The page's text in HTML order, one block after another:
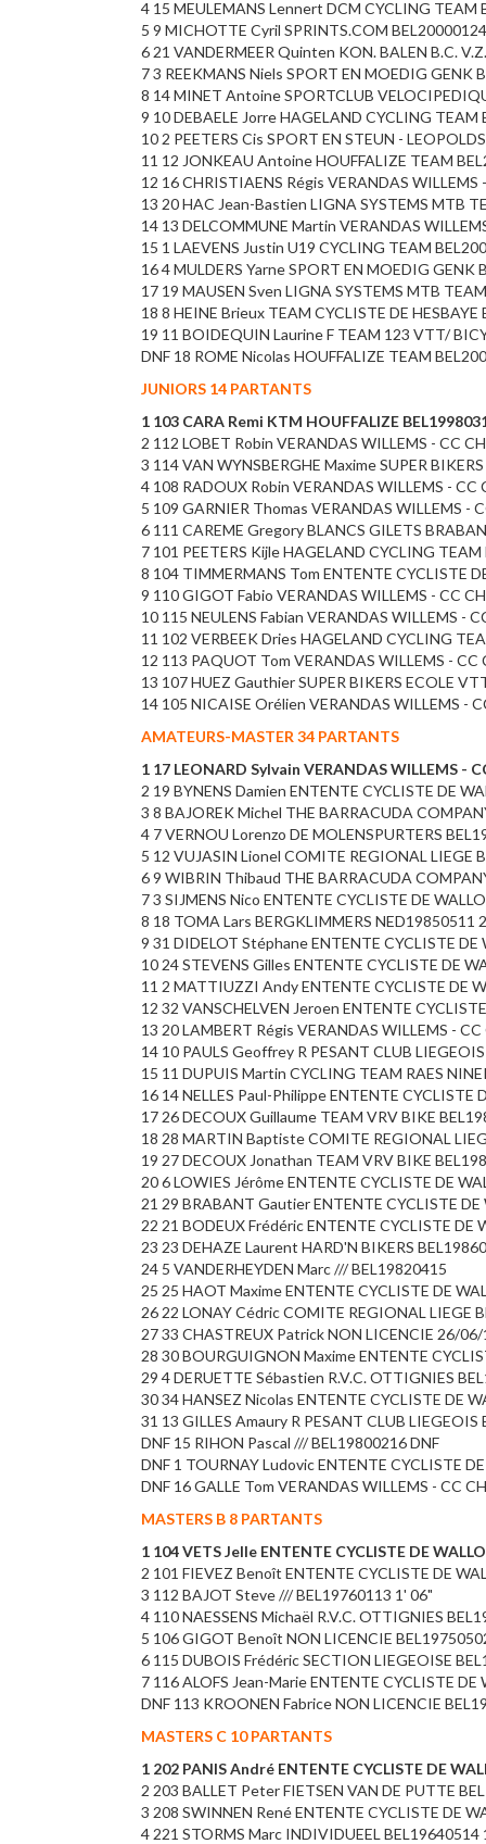
4 15 MEULEMANS Lennert DCM CYCLING TEAM
5 9 MICHOTTE Cyril SPRINTS.COM
6 21 VANDERMEER Quinten KON. BALEN B.C.
7 3 REEKMANS Niels SPORT EN MOEDIG GENK
8 14 MINET Antoine SPORTCLUB
9 10 DEBAELE Jorre HAGELAND CYCLING TEAM
10 2 PEETERS Cis SPORT EN STEUN -
11 12 JONKEAU Antoine HOUFFALIZE TEAM
12 16 CHRISTIAENS Régis VERANDAS
13 20 HAC Jean-Bastien LIGNA SYSTEMS MTB
14 13 DELCOMMUNE Martin VERANDAS
15 1 LAEVENS Justin U19 CYCLING TEAM
16 4 MULDERS Yarne SPORT EN MOEDIG GENK
17 19 MAUSEN Sven LIGNA SYSTEMS MTB
18 8 HEINE Brieux TEAM CYCLISTE DE
19 11 BOIDEQUIN Laurine F TEAM 123 VTT/
DNF 18 ROME Nicolas HOUFFALIZE TEAM
JUNIORS 14 PARTANTS
1 103 CARA Remi KTM HOUFFALIZE
2 112 LOBET Robin VERANDAS WILLEMS - CC
3 114 VAN WYNSBERGHE Maxime SUPER
4 108 RADOUX Robin VERANDAS WILLEMS -
5 109 GARNIER Thomas VERANDAS WILLEMS -
6 111 CAREME Gregory BLANCS GILETS
7 101 PEETERS Kijle HAGELAND CYCLING
8 104 TIMMERMANS Tom ENTENTE CYCLISTE
9 110 GIGOT Fabio VERANDAS WILLEMS - CC
10 115 NEULENS Fabian VERANDAS WILLEMS -
11 102 VERBEEK Dries HAGELAND CYCLING
12 113 PAQUOT Tom VERANDAS WILLEMS -
13 107 HUEZ Gauthier SUPER BIKERS ECOLE
14 105 NICAISE Orélien VERANDAS WILLEMS -
AMATEURS-MASTER 34 PARTANTS
1 17 LEONARD Sylvain VERANDAS WILLEMS -
2 19 BYNENS Damien ENTENTE CYCLISTE DE
3 8 BAJOREK Michel THE BARRACUDA
4 7 VERNOU Lorenzo DE MOLENSPURTERS
5 12 VUJASIN Lionel COMITE REGIONAL LIEGE
6 9 WIBRIN Thibaud THE BARRACUDA
7 3 SIJMENS Nico ENTENTE CYCLISTE DE
8 18 TOMA Lars BERGKLIMMERS NED19850511
9 31 DIDELOT Stéphane ENTENTE CYCLISTE
10 24 STEVENS Gilles ENTENTE CYCLISTE DE
11 2 MATTIUZZI Andy ENTENTE CYCLISTE DE
12 32 VANSCHELVEN Jeroen ENTENTE
13 20 LAMBERT Régis VERANDAS WILLEMS -
14 10 PAULS Geoffrey R PESANT CLUB
15 11 DUPUIS Martin CYCLING TEAM RAES
16 14 NELLES Paul-Philippe ENTENTE CYCLISTE
17 26 DECOUX Guillaume TEAM VRV BIKE
18 28 MARTIN Baptiste COMITE REGIONAL
19 27 DECOUX Jonathan TEAM VRV BIKE
20 6 LOWIES Jérôme ENTENTE CYCLISTE DE
21 29 BRABANT Gautier ENTENTE CYCLISTE
22 21 BODEUX Frédéric ENTENTE CYCLISTE DE
23 23 DEHAZE Laurent HARD'N BIKERS
24 5 VANDERHEYDEN Marc /// BEL19820415
25 25 HAOT Maxime ENTENTE CYCLISTE DE
26 22 LONAY Cédric COMITE REGIONAL LIEGE
27 33 CHASTREUX Patrick NON LICENCIE 26/
28 30 BOURGUIGNON Maxime ENTENTE
29 4 DERUETTE Sébastien R.V.C. OTTIGNIES
30 34 HANSEZ Nicolas ENTENTE CYCLISTE DE
31 13 GILLES Amaury R PESANT CLUB LIEGEOIS
DNF 15 RIHON Pascal /// BEL19800216 DNF
DNF 1 TOURNAY Ludovic ENTENTE CYCLISTE
DNF 16 GALLE Tom VERANDAS WILLEMS - CC
MASTERS B 8 PARTANTS
1 104 VETS Jelle ENTENTE CYCLISTE DE
2 101 FIEVEZ Benoît ENTENTE CYCLISTE DE
3 112 BAJOT Steve /// BEL19760113 1' 06"
4 110 NAESSENS Michaël R.V.C. OTTIGNIES
5 106 GIGOT Benoît NON LICENCIE
6 115 DUBOIS Frédéric SECTION LIEGEOISE
7 116 ALOFS Jean-Marie ENTENTE CYCLISTE
DNF 113 KROONEN Fabrice NON LICENCIE
MASTERS C 10 PARTANTS
1 202 PANIS André ENTENTE CYCLISTE DE
2 203 BALLET Peter FIETSEN VAN DE PUTTE
3 208 SWINNEN René ENTENTE CYCLISTE DE
4 221 STORMS Marc INDIVIDUEEL BEL19640514